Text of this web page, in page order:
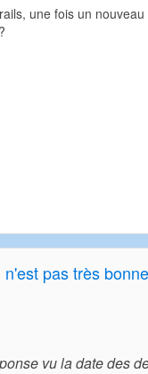
une fois un
pas très bonne
vu la date des